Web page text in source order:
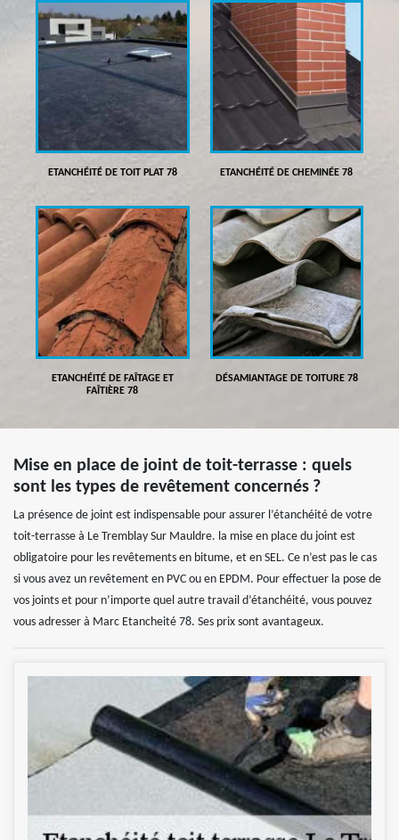
ETANCHÉITÉ DE TOIT PLAT 78 ETANCHÉITÉ DE CHEMINÉE 78
ETANCHÉITÉ DE FAÎTAGE ET
FAÎTIÈRE 78
DÉSAMIANTAGE DE TOITURE 78
Mise en place de joint de toit-terrasse : quels
sont les types de revêtement concernés ?
La présence de joint est indispensable pour assurer l’étanchéité de votre
toit-terrasse à Le Tremblay Sur Mauldre. la mise en place du joint est
obligatoire pour les revêtements en bitume, et en SEL. Ce n’est pas le cas
si vous avez un revêtement en PVC ou en EPDM. Pour effectuer la pose de
vos joints et pour n’importe quel autre travail d’étanchéité, vous pouvez
vous adresser à Marc Etancheité 78. Ses prix sont avantageux.